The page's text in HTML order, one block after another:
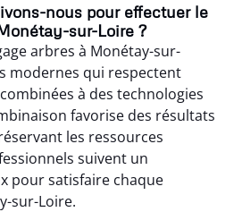
nous pour effectuer le
sur-Loire ?
arbres à Monétay-sur-
modernes qui respectent
à des technologies
favorise des résultats
les ressources
suivent un
pour satisfaire chaque
sur-Loire.